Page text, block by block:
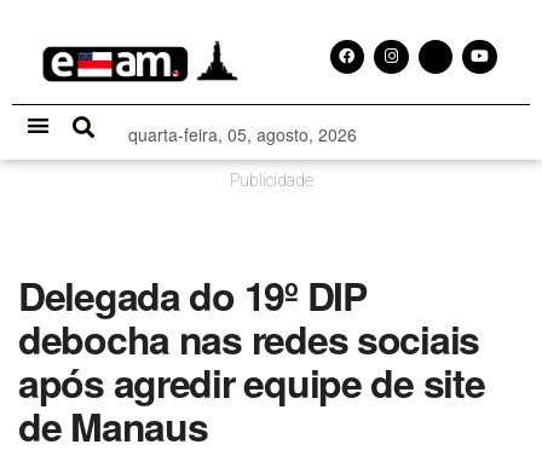
quarta-feira, 05, agosto, 2026
Publicidade
Delegada do 19º DIP
debocha nas redes sociais
após agredir equipe de site
de Manaus